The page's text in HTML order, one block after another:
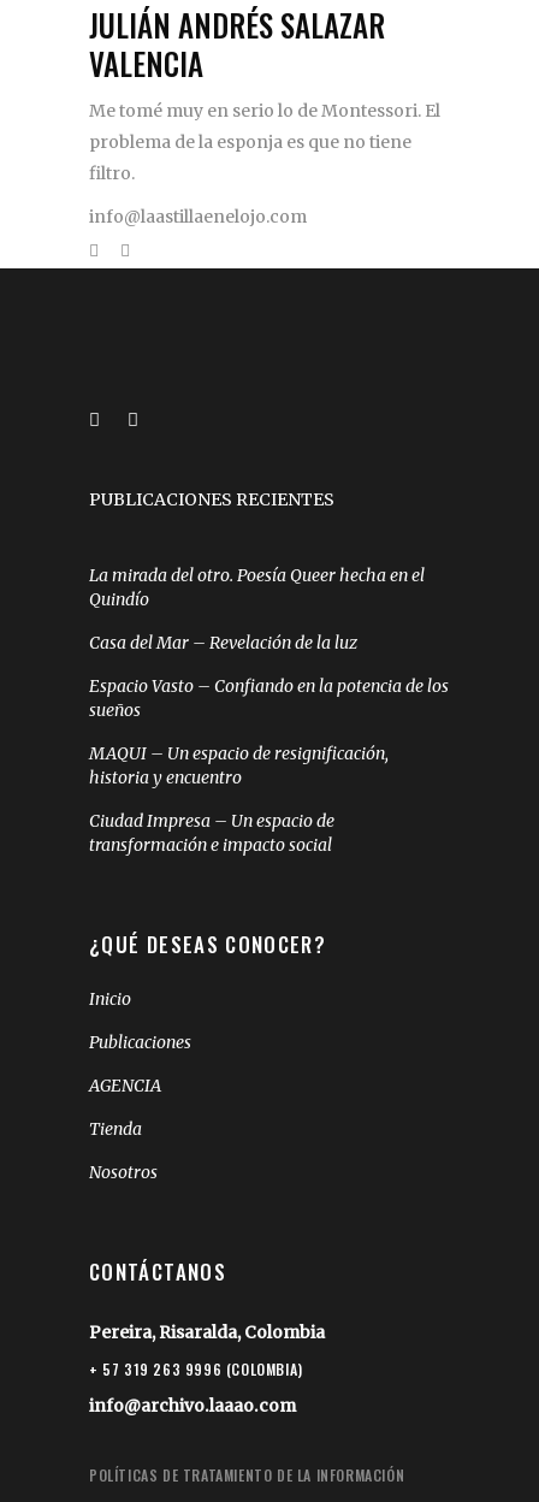
JULIÁN ANDRÉS SALAZAR
VALENCIA
Me tomé muy en serio lo de Montessori. El
problema de la esponja es que no tiene
filtro.
info@laastillaenelojo.com
PUBLICACIONES RECIENTES
La mirada del otro. Poesía Queer hecha en el
Quindío
Casa del Mar – Revelación de la luz
Espacio Vasto – Confiando en la potencia de los
sueños
MAQUI – Un espacio de resignificación,
historia y encuentro
Ciudad Impresa – Un espacio de
transformación e impacto social
¿QUÉ DESEAS CONOCER?
Inicio
Publicaciones
AGENCIA
Tienda
Nosotros
CONTÁCTANOS
Pereira, Risaralda, Colombia
+ 57 319 263 9996 (COLOMBIA)
info@archivo.laaao.com
POLÍTICAS DE TRATAMIENTO DE LA INFORMACIÓN